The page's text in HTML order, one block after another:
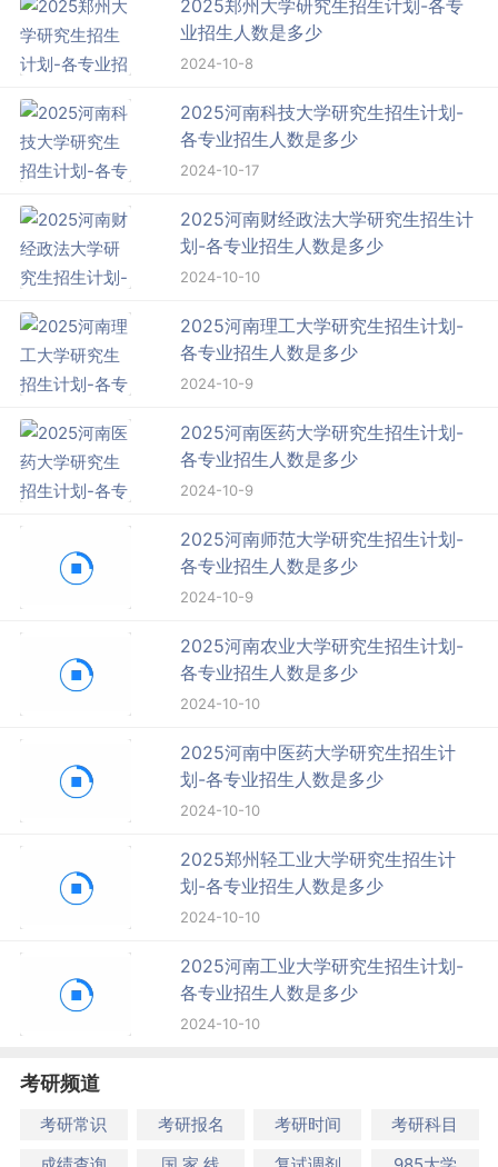
2025郑州大学研究生招生计划-各专
业招生人数是多少
2024-10-8
2025河南科技大学研究生招生计划-
各专业招生人数是多少
2024-10-17
2025河南财经政法大学研究生招生计
划-各专业招生人数是多少
2024-10-10
2025河南理工大学研究生招生计划-
各专业招生人数是多少
2024-10-9
2025河南医药大学研究生招生计划-
各专业招生人数是多少
2024-10-9
2025河南师范大学研究生招生计划-
各专业招生人数是多少
2024-10-9
2025河南农业大学研究生招生计划-
各专业招生人数是多少
2024-10-10
2025河南中医药大学研究生招生计
划-各专业招生人数是多少
2024-10-10
2025郑州轻工业大学研究生招生计
划-各专业招生人数是多少
2024-10-10
2025河南工业大学研究生招生计划-
各专业招生人数是多少
2024-10-10
考研频道
考研常识 考研报名 考研时间
考研科目